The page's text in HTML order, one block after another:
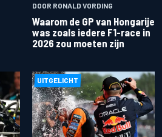
DOOR RONALD VORDING
Waarom de GP van Hongarije
was zoals iedere F1-race in
2026 zou moeten zijn
UITGELICHT